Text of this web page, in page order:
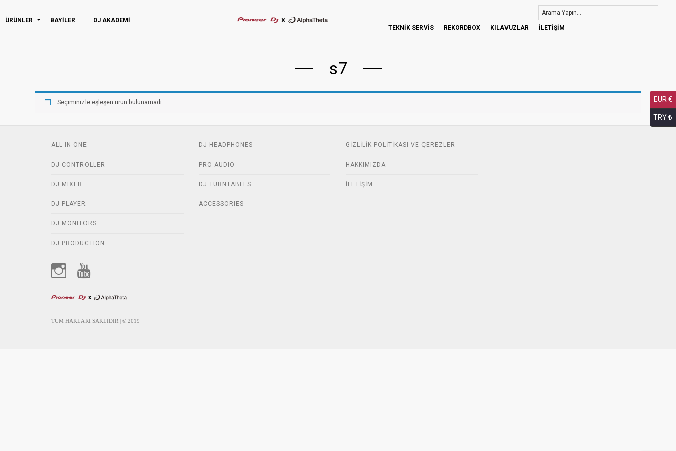
ÜRÜNLER BAYİLER
DJ AKADEMI
TEKNİK SERVİS
REKORDBOX KILAVUZLAR İLETİŞİM
s7
Seçiminizle eşleşen ürün bulunamadı.
TÜM HAKLARI SAKLIDIR | © 2019
ALL-IN-ONE
DJ CONTROLLER
DJ MIXER
DJ PLAYER
DJ MONITORS
DJ PRODUCTION
DJ HEADPHONES
PRO AUDIO
DJ TURNTABLES
ACCESSORIES
GIZLILIK POLITIKASI VE ÇEREZLER
HAKKIMIZDA
İLETIŞIM
EUR €
TRY ₺